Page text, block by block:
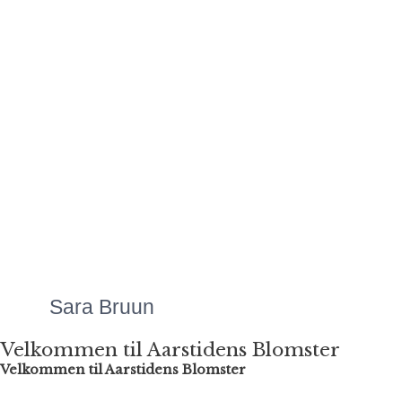
Sara Bruun
Velkommen til Aarstidens Blomster
Velkommen til Aarstidens Blomster